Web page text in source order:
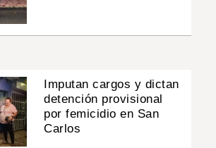
Imputan cargos y dictan
detención provisional
por femicidio en San
Carlos